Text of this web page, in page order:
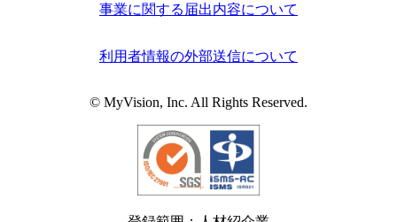
事業に関する届出内容について
利用者情報の外部送信について
© MyVision, Inc. All Rights Reserved.